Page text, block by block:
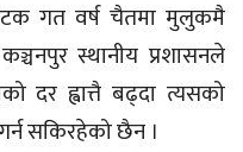
गत वर्ष चैतमा मुलुकमै
स्थानीय प्रशासनले
दर ह्वात्तै बढ्दा त्यसको
सकिरहेको छैन ।